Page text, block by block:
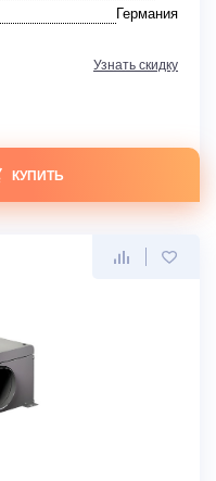
Германия
Узнать скидку
КУПИТЬ